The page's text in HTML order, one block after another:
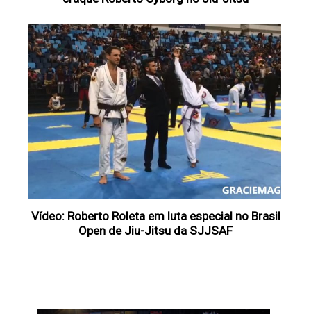
Vídeo: Roberto Roleta em luta especial no Brasil
Open de Jiu-Jitsu da SJJSAF